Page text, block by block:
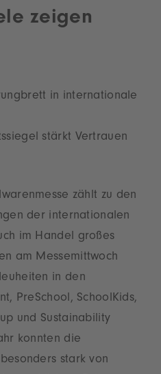
zeigen
in internationale
stärkt Vertrauen
zählt zu den
der internationalen
im Handel großes
am Messemittwoch
in den
PreSchool, SchoolKids,
und Sustainability
konnten die
stark von